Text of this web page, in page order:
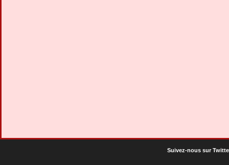
Suivez-nous sur